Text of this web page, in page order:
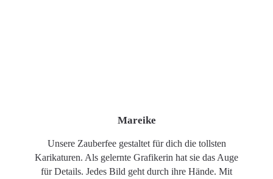
Mareike
Unsere Zauberfee gestaltet für dich die tollsten
Karikaturen. Als gelernte Grafikerin hat sie das Auge
für Details. Jedes Bild geht durch ihre Hände. Mit